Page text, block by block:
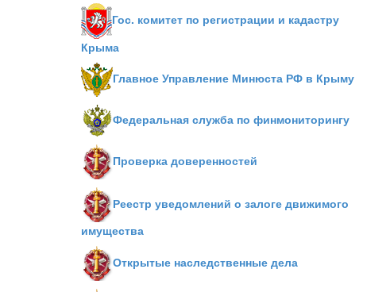
Гос. комитет по регистрации и кадастру
Крыма
Главное Управление Минюста РФ в Крыму
Федеральная служба по финмониторингу
Проверка доверенностей
Реестр уведомлений о залоге движимого
имущества
Открытые наследственные дела